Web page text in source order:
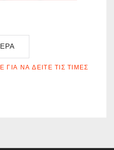
ΝΑ ΔΕΊΤΕ ΤΙΣ ΤΙΜΈΣ